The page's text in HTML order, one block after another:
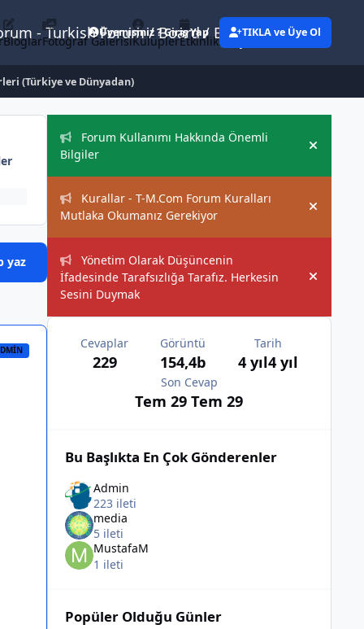
- Turkish Forum / Board / Blog
BloglarFotoğraf GalerisiKulüplerEtkinliklerEylemler
Üyemisiniz ? Giriş Yap TIKLA ve Üye Ol
(Türkiye ve Dünyadan)
yaz
Duyurular
Forum Kullanımı Hakkında Önemli
Bilgiler
Hide
Kurallar - T-M.Com Forum Kuralları
Mutlaka Okumanız Gerekiyor
Hide
Yönetim Olarak Düşüncenin
İfadesinde Tarafsızlığa Tarafız. Herkesin
Sesini Duymak
Hide
Cevaplar
229
Görüntü
154,4b
Tarih
4 yıl4 yıl
Son Cevap
Tem 29Tem 29
Bu Başlıkta En Çok Gönderenler
Admin
223 ileti
media
5 ileti
MustafaM
1 ileti
Popüler Olduğu Günler